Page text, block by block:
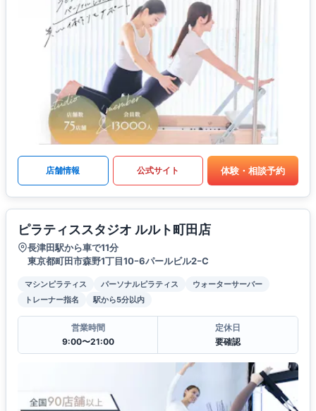
店舗情報 公式サイト 体験・相談予約
ピラティススタジオ ルルト町田店
長津田駅から車で11分
東京都町田市森野1丁目10ｰ6パールビル2ｰC
マシンピラティス パーソナルピラティス
ウォーターサーバー
トレーナー指名
駅から5分以内
営業時間
9:00〜21:00
定休日
要確認